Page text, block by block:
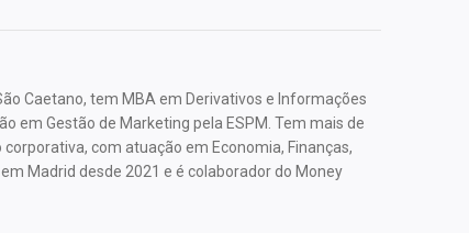
Caetano, tem MBA em Derivativos e Informações
em Gestão de Marketing pela ESPM. Tem mais de
com atuação em Economia, Finanças,
Madrid desde 2021 e é colaborador do Money